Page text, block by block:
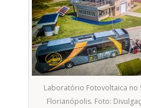
Laboratório Fotovoltaica no
Florianópolis. Foto: